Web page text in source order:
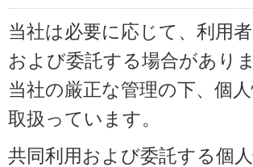
当社は必要に応じて、利用
および委託する場合があり
当社の厳正な管理の下、個
取扱っています。
共同利用および委託する個